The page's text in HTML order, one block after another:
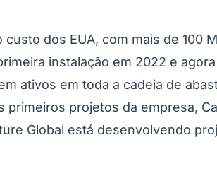
dos EUA, com mais de 100
instalação em 2022 e
ativos em toda a cadeia de
projetos da empresa,
Global está desenvolvendo